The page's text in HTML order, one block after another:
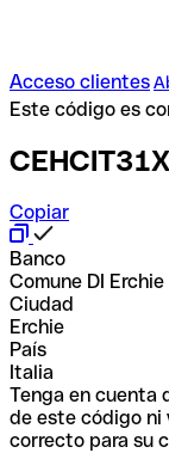
Acceso clientes
Este código es
Copiar
Banco
Comune DI Erchie
Ciudad
Erchie
País
Italia
Tenga en cuenta
de este código ni
correcto para su